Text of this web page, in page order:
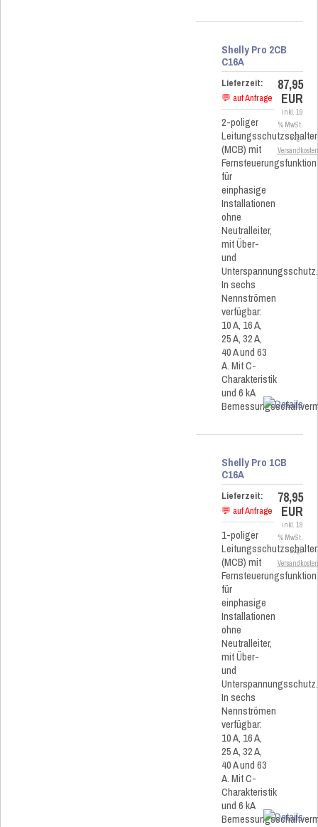
Shelly Pro 2CB
C16A
Lieferzeit:
💬 auf Anfrage
2-poliger
Leitungsschutzschalter
(MCB) mit
Fernsteuerungsfunktion
für
einphasige
Installationen
ohne
Neutralleiter,
mit Über-
und
Unterspannungsschutz.
In sechs
Nennströmen
verfügbar:
10 A, 16 A,
25 A, 32 A,
40 A und 63
A. Mit C-
Charakteristik
und 6 kA
87,95
EUR
inkl. 19
% MwSt.
zzgl.
Versandkosten
Shelly Pro 1CB
C16A
Lieferzeit:
💬 auf Anfrage
1-poliger
Leitungsschutzschalter
(MCB) mit
Fernsteuerungsfunktion
für
einphasige
Installationen
ohne
Neutralleiter,
mit Über-
und
Unterspannungsschutz.
In sechs
Nennströmen
verfügbar:
10 A, 16 A,
25 A, 32 A,
40 A und 63
A. Mit C-
Charakteristik
und 6 kA
78,95
EUR
inkl. 19
% MwSt.
zzgl.
Versandkosten